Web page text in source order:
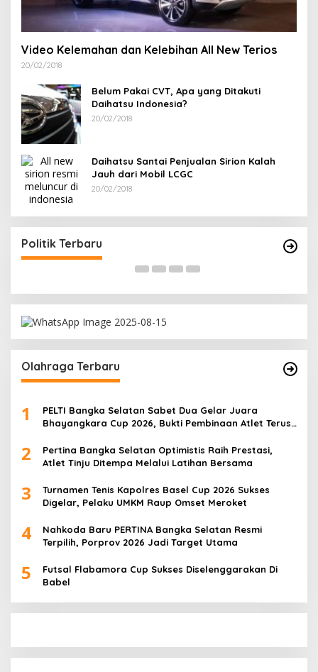
Video Kelemahan dan Kelebihan All New Terios
20/02/2018
Belum Pakai CVT, Apa yang Ditakuti
Daihatsu Indonesia?
20/02/2018
Daihatsu Santai Penjualan Sirion Kalah
Jauh dari Mobil LCGC
20/02/2018
Politik Terbaru
Besar Bangkitkan Golkar Bangka Selatan
Di Bangka Selatan, Politik
Olahraga Terbaru
1
PELTI Bangka Selatan Sabet Dua Gelar Juara
Bhayangkara Cup 2026, Bukti Pembinaan Atlet Terus
2
Pertina Bangka Selatan Optimistis Raih Prestasi,
Atlet Tinju Ditempa Melalui Latihan Bersama
3
Turnamen Tenis Kapolres Basel Cup 2026 Sukses
Digelar, Pelaku UMKM Raup Omset Meroket
4
Nahkoda Baru PERTINA Bangka Selatan Resmi
Terpilih, Porprov 2026 Jadi Target Utama
5
Futsal Flabamora Cup Sukses Diselenggarakan Di
Babel